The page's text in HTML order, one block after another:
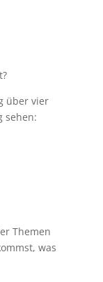
über vier
sehen:
Themen
was